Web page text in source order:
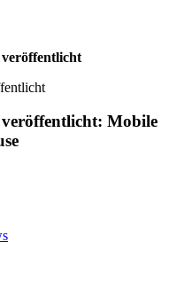
veröffentlicht
Mobile